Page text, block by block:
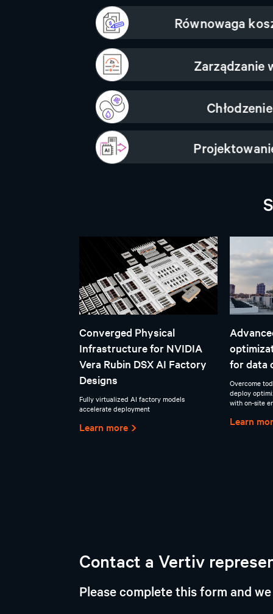
Converged Physical
Infrastructure for NVIDIA
Vera Rubin DSX AI Factory
Designs
Fully virtualized AI factory models
accelerate deployment
Learn more
for data
Overcome
deploy
with on-site
Learn